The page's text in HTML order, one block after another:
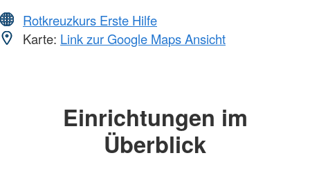
Rotkreuzkurs Erste Hilfe
Karte: Link zur Google Maps Ansicht
Einrichtungen im
Überblick